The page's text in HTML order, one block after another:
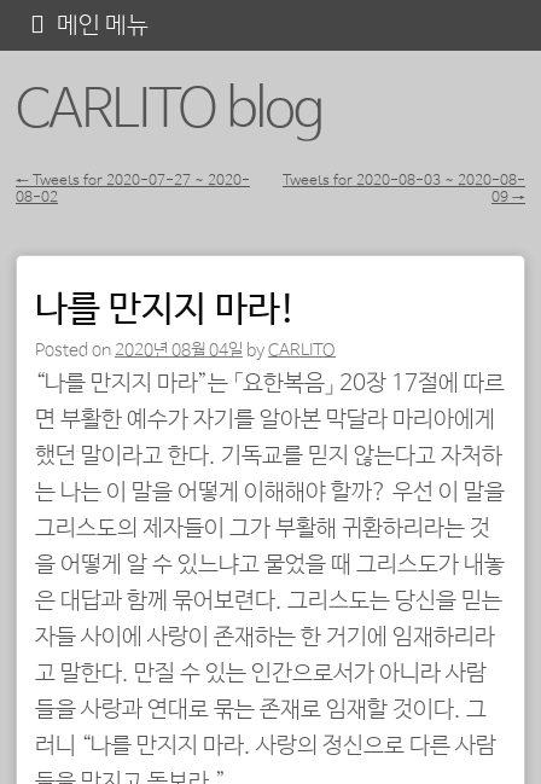
CARLITO blog
메인 메뉴
텐
포스트 내비게이션
← Tweets for 2020-07-27 ~ 2020-
08-02
Tweets for 2020-08-03 ~ 2020-08-
09 →
나를 만지지 마라!
Posted on 2020년 08월 04일 byCARLITO
“나를 만지지 마라”는 「요한복음」 20장 17절에 따르
면 부활한 예수가 자기를 알아본 막달라 마리아에게
했던 말이라고 한다. 기독교를 믿지 않는다고 자처하
는 나는 이 말을 어떻게 이해해야 할까? 우선 이 말을
그리스도의 제자들이 그가 부활해 귀환하리라는 것
을 어떻게 알 수 있느냐고 물었을 때 그리스도가 내놓
은 대답과 함께 묶어보련다. 그리스도는 당신을 믿는
자들 사이에 사랑이 존재하는 한 거기에 임재하리라
고 말한다. 만질 수 있는 인간으로서가 아니라 사람
들을 사랑과 연대로 묶는 존재로 임재할 것이다. 그
러니 “나를 만지지 마라. 사랑의 정신으로 다른 사람